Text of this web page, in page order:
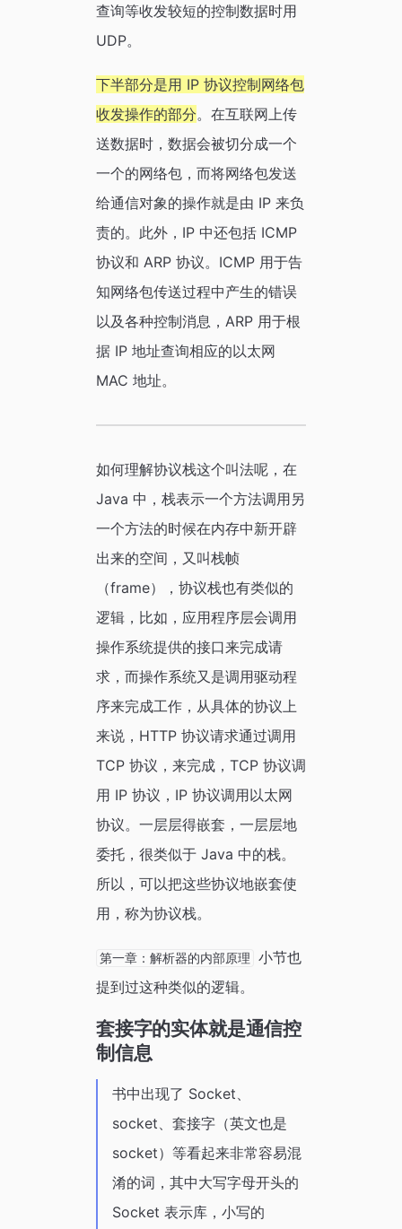
查询等收发较短的控制数据时用
UDP。
下半部分是用 IP 协议控制网络包
收发操作的部分。在互联网上传
送数据时，数据会被切分成一个
一个的网络包，而将网络包发送
给通信对象的操作就是由 IP 来负
责的。此外，IP 中还包括 ICMP
协议和 ARP 协议。ICMP 用于告
知网络包传送过程中产生的错误
以及各种控制消息，ARP 用于根
据 IP 地址查询相应的以太网
MAC 地址。
如何理解协议栈这个叫法呢，在
Java 中，栈表示一个方法调用另
一个方法的时候在内存中新开辟
出来的空间，又叫栈帧
（frame），协议栈也有类似的
逻辑，比如，应用程序层会调用
操作系统提供的接口来完成请
求，而操作系统又是调用驱动程
序来完成工作，从具体的协议上
来说，HTTP 协议请求通过调用
TCP 协议，来完成，TCP 协议调
用 IP 协议，IP 协议调用以太网
协议。一层层得嵌套，一层层地
委托，很类似于 Java 中的栈。
所以，可以把这些协议地嵌套使
用，称为协议栈。
第一章：解析器的内部原理
小节也
提到过这种类似的逻辑。
套接字的实体就是通信控
制信息
书中出现了 Socket、
socket、套接字（英文也是
socket）等看起来非常容易混
淆的词，其中大写字母开头的
Socket 表示库，小写的